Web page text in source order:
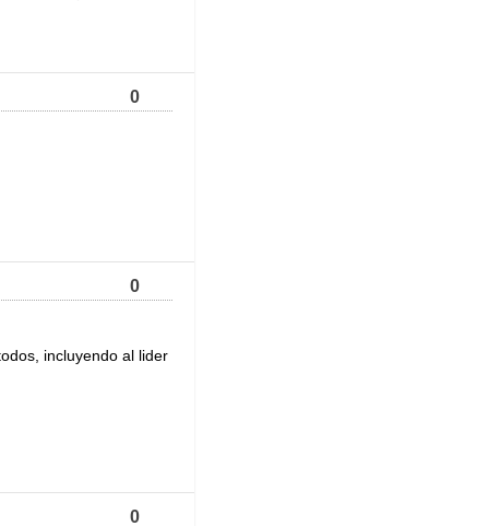
0
0
incluyendo al lider
0